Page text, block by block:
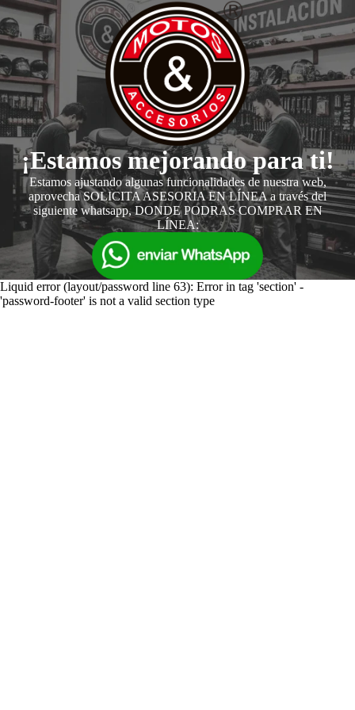
¡Estamos mejorando para ti!
Estamos ajustando algunas funcionalidades de nuestra web,
aprovecha SOLICITA ASESORIA EN LÍNEA a través del
siguiente whatsapp, DONDE PODRAS COMPRAR EN
LÍNEA:
Liquid error (layout/password line 63): Error in tag 'section' -
'password-footer' is not a valid section type